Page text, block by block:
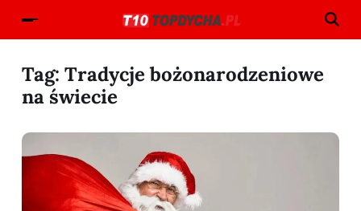
Tag: Tradycje bożonarodzeniowe
na świecie